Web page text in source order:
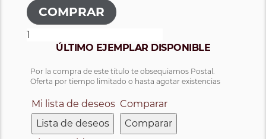
ÚLTIMO EJEMPLAR DISPONIBLE
Por la compra de este título te obsequiamos Postal.
Oferta por tiempo limitado o hasta agotar existencias
Mi lista de deseos
Lista de deseos
Comparar
Comparar